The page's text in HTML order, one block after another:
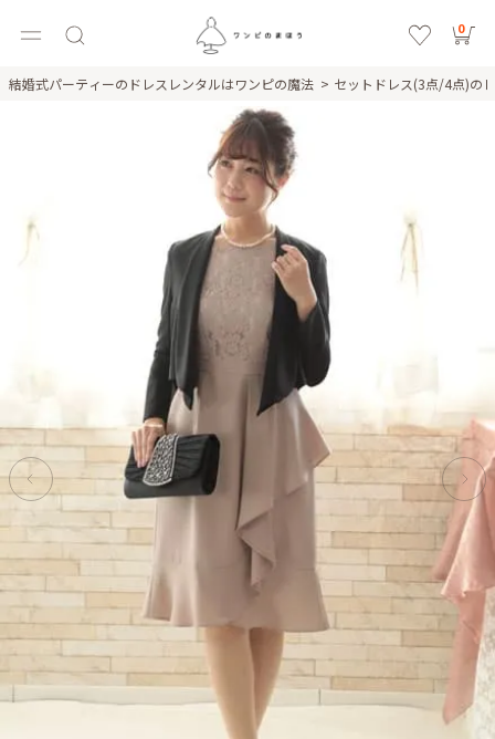
0
結婚式パーティーのドレスレンタルはワンピの魔法 セットドレス(3点/4点)の